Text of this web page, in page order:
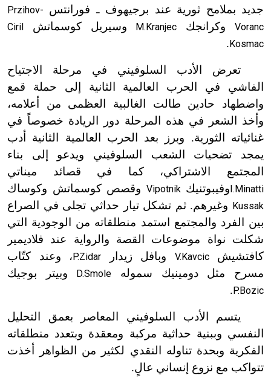
جديد بملامح ثورية عند برجيهوف ـ فورانتس Przihov-
Vorancوكرانجك M.Kranjec وسيريل كوسماتش
Ciril
Kosmac
.
تعرض الأدب السلوفيني في مرحلة الاجتياح
الفاشي في الحرب العالمية الثانية إلى حملة قمع
واضطهاد حادين طالت الغالبية العظمى من أعلامه،
وأخذ الشعر في هذه المرحلة دور الريادة خصوصاً في
غنائياته الثورية. وبرز بعد الحرب العالمية الثانية أدب
يمجد تضحيات الشعب السلوفيني ويدعو إلى بناء
المجتمع الاشتراكي، كما في قصائد ميناتي
I.Minatti وفيبوتنيك Vipotnik وقصص كوسماتش وكوساك
Kussak وغيرهم. ثم تشكل تيار حداثي تجلى في الصراع
بين الفرد والمجتمع استمد منطلقاته من الوجودية التي
شكلت نواة موضوعات القصة والرواية عند فلاديمير
كافتشيشV.Kavcic وبافل زيدار P.Zidar ، وعند كتّاب
مسرح مثل دومينيك سموله D.Smole وبيتر بوجيك
P.Bozic
.
يتسم الأدب السلوفيني المعاصر بعمق التحليل
النفسي وببنية حداثية مركبة ومعقدة وبتعدد منطلقاته
الفكرية وبحدة تناوله النقدي لكثير من الظواهر أخذت
تتواكب مع نزوع إنساني عالٍ.